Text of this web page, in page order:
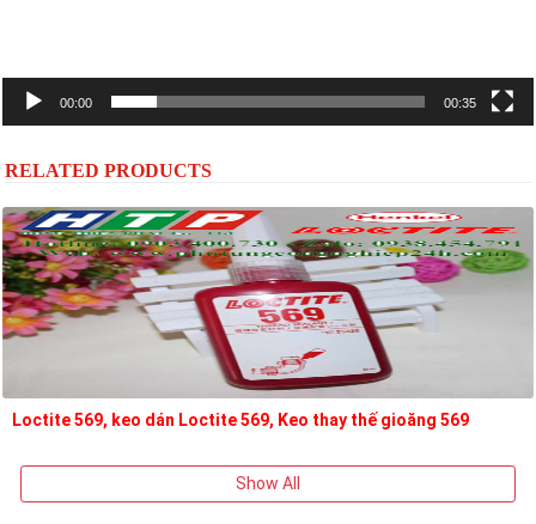
00:00 00:35
RELATED PRODUCTS
Loctite 569, keo dán Loctite 569, Keo thay thế gioăng 569
Show All